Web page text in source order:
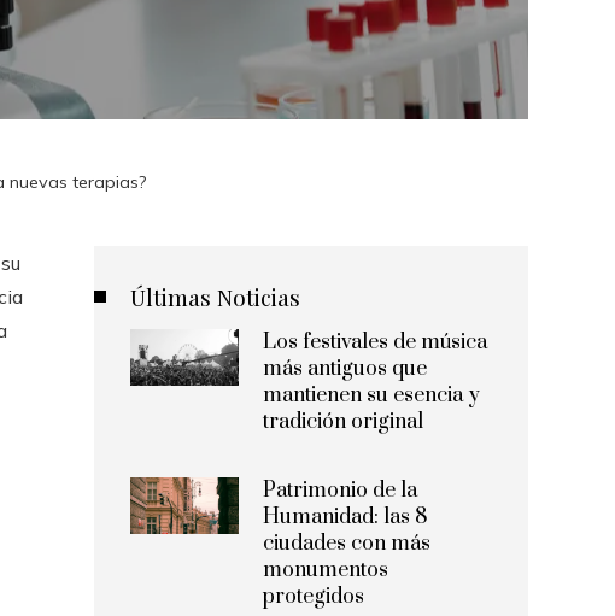
nuevas terapias?
Últimas Noticias
Los festivales de música
más antiguos que
mantienen su esencia y
tradición original
Patrimonio de la
Humanidad: las 8
ciudades con más
monumentos
protegidos